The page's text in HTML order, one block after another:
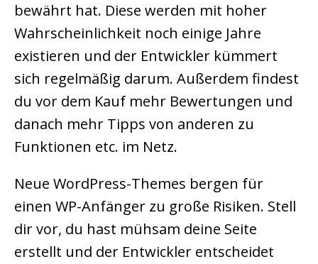
bewährt hat. Diese werden mit hoher
Wahrscheinlichkeit noch einige Jahre
existieren und der Entwickler kümmert
sich regelmäßig darum. Außerdem findest
du vor dem Kauf mehr Bewertungen und
danach mehr Tipps von anderen zu
Funktionen etc. im Netz.
Neue WordPress-Themes bergen für
einen WP-Anfänger zu große Risiken. Stell
dir vor, du hast mühsam deine Seite
erstellt und der Entwickler entscheidet